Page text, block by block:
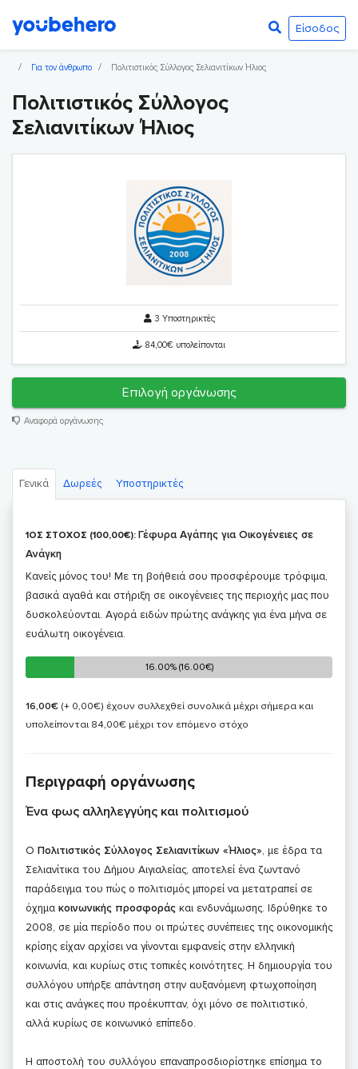
Είσοδος
Για τον άνθρωπο Πολιτιστικός Σύλλογος Σελιανιτίκων Ήλιος
Πολιτιστικός Σύλλογος
Σελιανιτίκων Ήλιος
3 Υποστηρικτές
84,00€ υπολείπονται
Επιλογή οργάνωσης
Αναφορά οργάνωσης
Γενικά Δωρεές Υποστηρικτές
1ΟΣ ΣΤΟΧΟΣ (100,00€): Γέφυρα Αγάπης για Οικογένειες σε
Ανάγκη
Κανείς μόνος του! Με τη βοήθειά σου προσφέρουμε τρόφιμα,
βασικά αγαθά και στήριξη σε οικογένειες της περιοχής μας που
δυσκολεύονται. Αγορά ειδών πρώτης ανάγκης για ένα μήνα σε
ευάλωτη οικογένεια.
16.00% (16.00€)
16.00% (16.00€)
16,00€ (+ 0,00€) έχουν συλλεχθεί συνολικά μέχρι σήμερα και
υπολείπονται 84,00€ μέχρι τον επόμενο στόχο
Περιγραφή οργάνωσης
Ένα φως αλληλεγγύης και πολιτισμού
Ο Πολιτιστικός Σύλλογος Σελιανιτίκων «Ήλιος», με έδρα τα
Σελιανίτικα του Δήμου Αιγιαλείας, αποτελεί ένα ζωντανό
παράδειγμα του πώς ο πολιτισμός μπορεί να μετατραπεί σε
όχημα κοινωνικής προσφοράς και ενδυνάμωσης. Ιδρύθηκε το
2008, σε μία περίοδο που οι πρώτες συνέπειες της οικονομικής
κρίσης είχαν αρχίσει να γίνονται εμφανείς στην ελληνική
κοινωνία, και κυρίως στις τοπικές κοινότητες. Η δημιουργία του
συλλόγου υπήρξε απάντηση στην αυξανόμενη φτωχοποίηση
και στις ανάγκες που προέκυπταν, όχι μόνο σε πολιτιστικό,
αλλά κυρίως σε κοινωνικό επίπεδο.
Η αποστολή του συλλόγου επαναπροσδιορίστηκε επίσημα το